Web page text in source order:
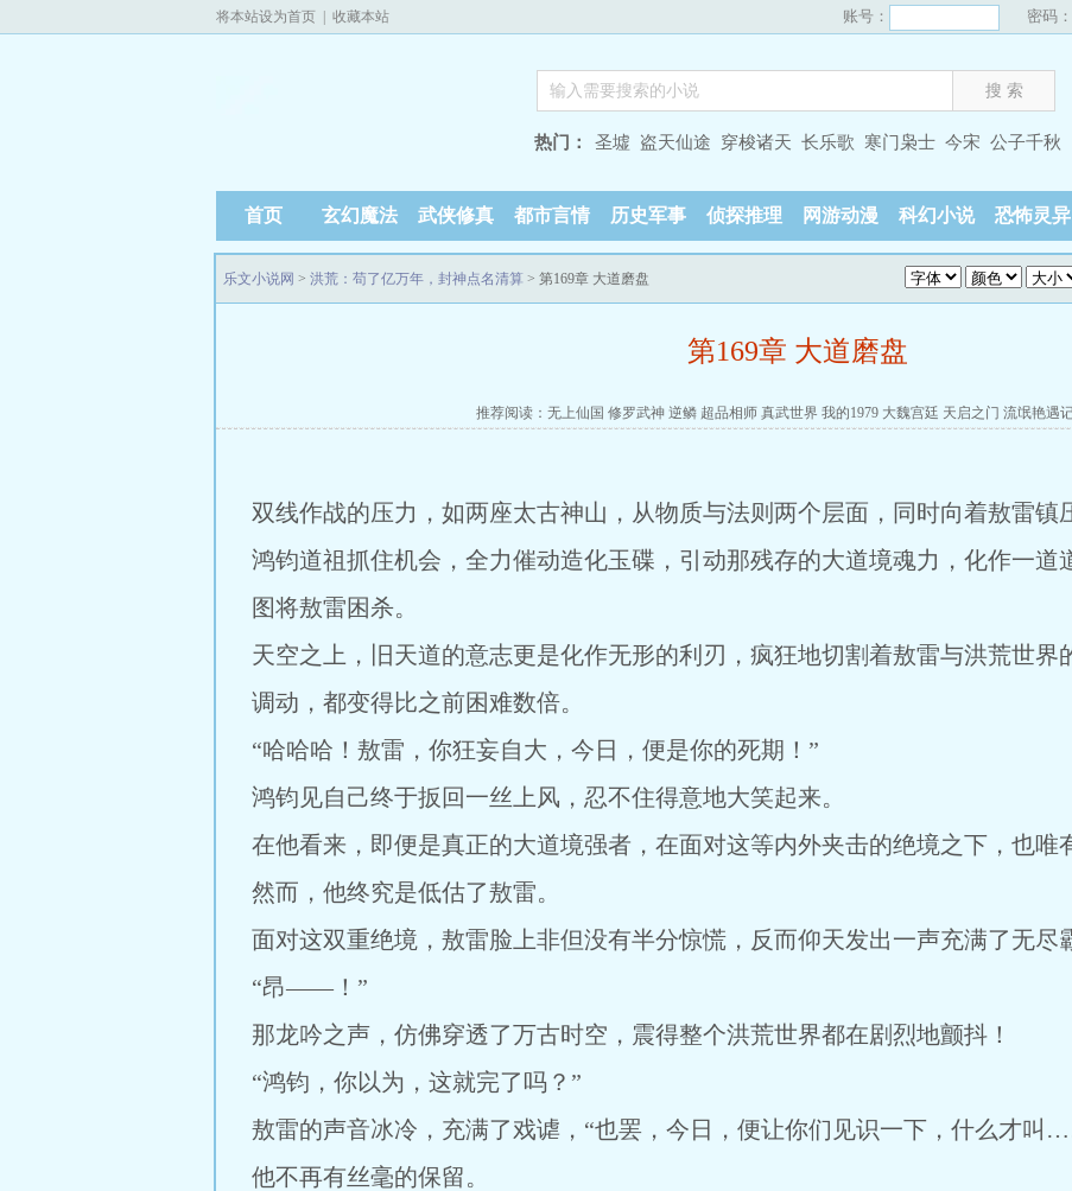
将本站设为首页 收藏本站 账号： 密码：
热门： 圣墟 盗天仙途 穿梭诸天 长乐歌 寒门枭士 今宋 公子千秋
首页 玄幻魔法 武侠修真 都市言情 历史军事 侦探推理 网游动漫 科幻小说 恐怖灵异
乐文小说网 > 洪荒：苟了亿万年，封神点名清算 > 第169章 大道磨盘
第169章 大道磨盘
推荐阅读： 无上仙国 修罗武神 逆鳞 超品相师 真武世界 我的1979 大魏宫廷 天启之门 流氓艳遇
双线作战的压力，如两座太古神山，从物质与法则两个层面，同时向着敖雷镇
鸿钧道祖抓住机会，全力催动造化玉碟，引动那残存的大道境魂力，化作一道
图将敖雷困杀。
天空之上，旧天道的意志更是化作无形的利刃，疯狂地切割着敖雷与洪荒世界
调动，都变得比之前困难数倍。
“哈哈哈！敖雷，你狂妄自大，今日，便是你的死期！”
鸿钧见自己终于扳回一丝上风，忍不住得意地大笑起来。
在他看来，即便是真正的大道境强者，在面对这等内外夹击的绝境之下，也唯
然而，他终究是低估了敖雷。
面对这双重绝境，敖雷脸上非但没有半分惊慌，反而仰天发出一声充满了无尽
“昂——！”
那龙吟之声，仿佛穿透了万古时空，震得整个洪荒世界都在剧烈地颤抖！
“鸿钧，你以为，这就完了吗？”
敖雷的声音冰冷，充满了戏谑，“也罢，今日，便让你们见识一下，什么才叫
他不再有丝毫的保留。